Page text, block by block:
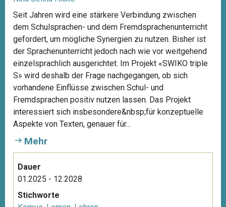
Seit Jahren wird eine stärkere Verbindung zwischen
dem Schulsprachen- und dem Fremdsprachenunterricht
gefordert, um mögliche Synergien zu nutzen. Bisher ist
der Sprachenunterricht jedoch nach wie vor weitgehend
einzelsprachlich ausgerichtet. Im Projekt «SWIKO triple
S» wird deshalb der Frage nachgegangen, ob sich
vorhandene Einflüsse zwischen Schul- und
Fremdsprachen positiv nutzen lassen. Das Projekt
interessiert sich insbesondere&nbsp;für konzeptuelle
Aspekte von Texten, genauer für...
Mehr
Dauer
01.2025 - 12.2028
Stichworte